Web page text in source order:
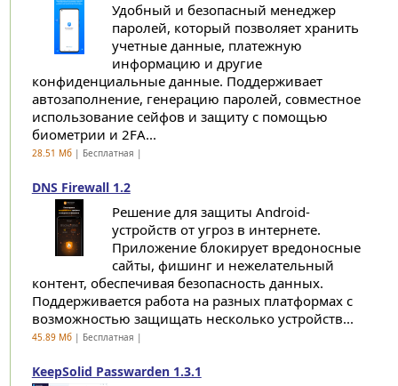
Удобный и безопасный менеджер
паролей, который позволяет хранить
учетные данные, платежную
информацию и другие
конфиденциальные данные. Поддерживает
автозаполнение, генерацию паролей, совместное
использование сейфов и защиту с помощью
биометрии и 2FA...
28.51 Мб| Бесплатная |
DNS Firewall 1.2
Решение для защиты Android-
устройств от угроз в интернете.
Приложение блокирует вредоносные
сайты, фишинг и нежелательный
контент, обеспечивая безопасность данных.
Поддерживается работа на разных платформах с
возможностью защищать несколько устройств...
45.89 Мб| Бесплатная |
KeepSolid Passwarden 1.3.1